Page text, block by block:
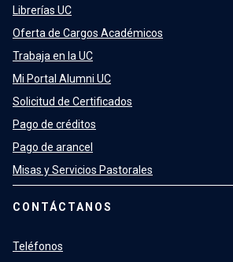
Librerías UC
Oferta de Cargos Académicos
Trabaja en la UC
Mi Portal Alumni UC
Solicitud de Certificados
Pago de créditos
Pago de arancel
Misas y Servicios Pastorales
CONTÁCTANOS
Teléfonos